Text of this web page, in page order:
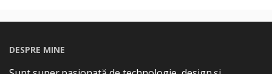
DESPRE MINE